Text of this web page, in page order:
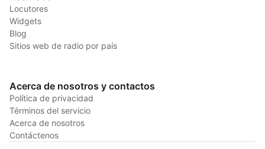
Locutores
Widgets
Blog
Sitios web de radio por país
Acerca de nosotros y contactos
Política de privacidad
Términos del servicio
Acerca de nosotros
Contáctenos